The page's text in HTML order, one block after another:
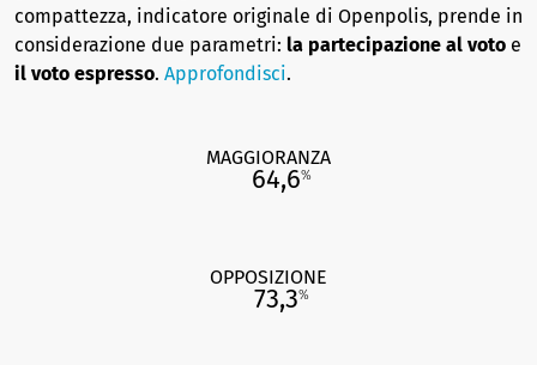
compattezza, indicatore originale di Openpolis, prende in
considerazione due parametri: la partecipazione al voto e
il voto espresso. Approfondisci.
MAGGIORANZA
64,6%
OPPOSIZIONE
73,3%